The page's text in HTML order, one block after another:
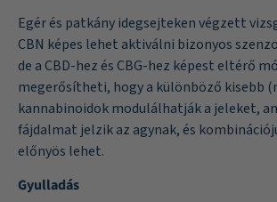
Egér és patkány idegsejteken végzett
CBN képes lehet aktiválni bizonyos
de a CBD-hez és CBG-hez képest eltérő
megerősítheti, hogy a különböző kisebb
kannabinoidok modulálhatják a jeleket,
fájdalmat jelzik az agynak, és
előnyös lehet.
Gyulladás